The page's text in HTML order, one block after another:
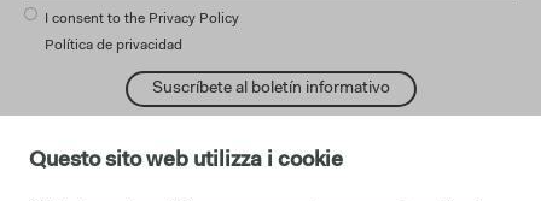
Questo sito web utilizza i cookie
I consent to the Privacy Policy
Política de privacidad
Suscríbete al boletín informativo